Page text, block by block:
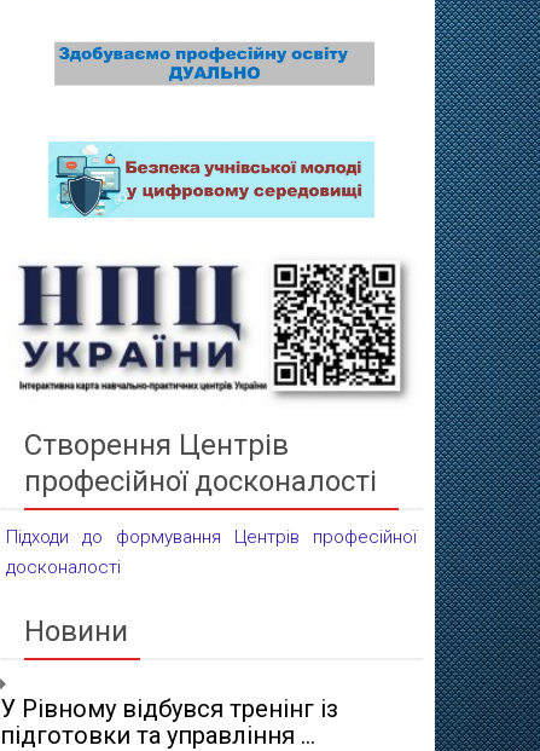
Створення Центрів
професійної досконалості
Підходи до формування Центрів професійної
досконалості
Новини
У Рівному відбувся тренінг із
підготовки та управління ...
освіти